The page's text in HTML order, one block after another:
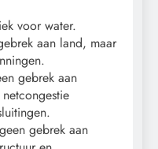
voor water.
aan land, maar
gebrek aan
gebrek aan